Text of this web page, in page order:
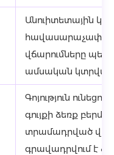
Անուիտետային
հավասարաչափ
վճարումները
ամսական
Գոյություն
գույքի ձեռք
տրամադրված
գրավադրվում է